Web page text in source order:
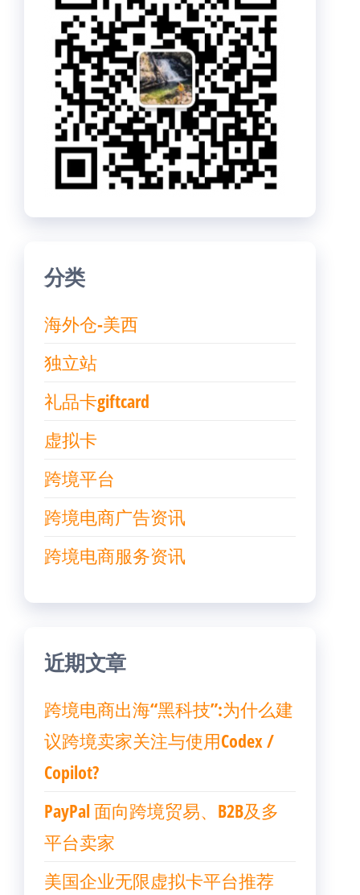
分类
海外仓-美西
独立站
礼品卡giftcard
虚拟卡
跨境平台
跨境电商广告资讯
跨境电商服务资讯
近期文章
跨境电商出海“黑科技”:为什么建
议跨境卖家关注与使用Codex /
Copilot?
PayPal 面向跨境贸易、B2B及多
平台卖家
美国企业无限虚拟卡平台推荐